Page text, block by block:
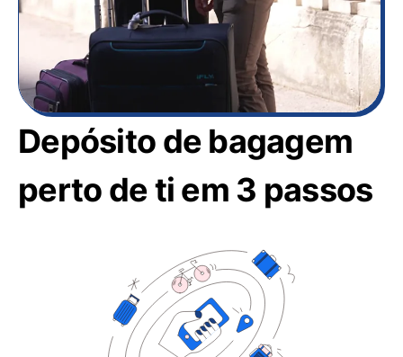
Depósito de bagagem
perto de ti em 3 passos